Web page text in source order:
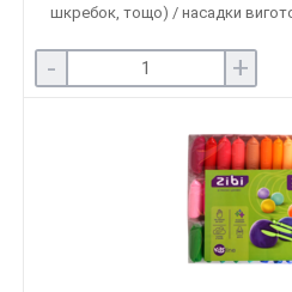
шкребок, тощо) / насадки
- +